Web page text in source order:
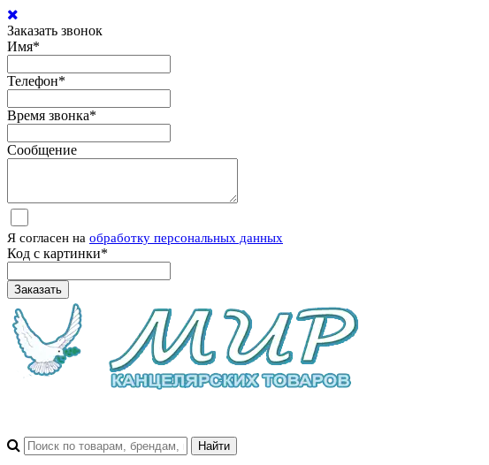
Заказать звонок
Имя*
Телефон*
Время звонка*
Сообщение
Я согласен на обработку персональных данных
Код с картинки*
Заказать